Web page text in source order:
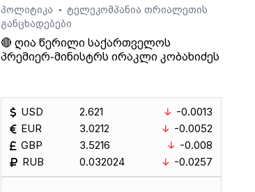
პოლიტიკა
•
ტელეკომპანია თრიალეთის
განცხადებები
🔴 ღია წერილი საქართველოს
პრემიერ-მინისტრს ირაკლი კობახიძეს
USD
EUR
GBP
RUB
2.621
3.0212
3.5216
0.032024
-0.0013
-0.0052
-0.008
-0.0257